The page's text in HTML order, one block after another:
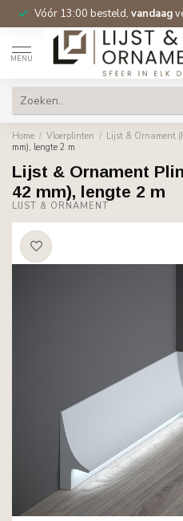
Vóór 13:00 besteld, vandaag
MENU
Home / Vloerplinten / Lijst & Ornament
mm), lengte 2 m
Lijst & Ornament
42 mm), lengte 2 m
LIJST & ORNAMENT